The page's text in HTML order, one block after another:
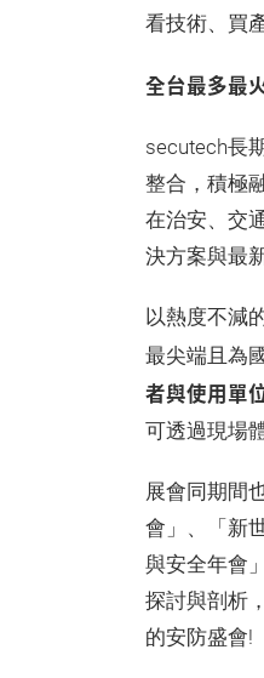
看技術、買
全台最多最
secutech長
整合，積極
在治安、交
決方案與最
以熱度不減
最尖端且為
者與使用單
可透過現場
展會同期間
會」、「新
與安全年會
探討與剖析
的安防盛會!